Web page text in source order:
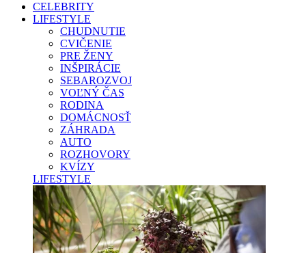
CELEBRITY
LIFESTYLE
CHUDNUTIE
CVIČENIE
PRE ŽENY
INŠPIRÁCIE
SEBAROZVOJ
VOĽNÝ ČAS
RODINA
DOMÁCNOSŤ
ZÁHRADA
AUTO
ROZHOVORY
KVÍZY
LIFESTYLE